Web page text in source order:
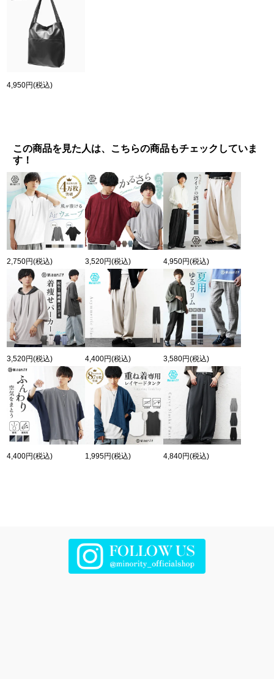
4,950円(税込)
この商品を見た人は、こちらの商品もチェックしていま
す！
2,750円(税込) 3,520円(税込) 4,950円(税込)
3,520円(税込) 4,400円(税込) 3,580円(税込)
4,400円(税込) 1,995円(税込) 4,840円(税込)